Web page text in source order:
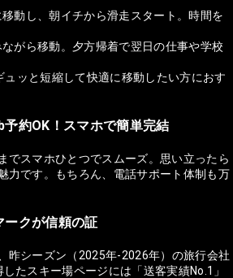
移動し、朝イチから滑走スタート。時間を
ながら移動。夕方帰着で翌日の仕事や学校
ュッと短縮して快適に移動したい方におす
約OK！スマホで簡単完結
でスマホひとつでスムーズ。思い立ったら
力です。もちろん、電話サポート体制も万
ークが信頼の証
昨シーズン（2025年-2026年）の旅行会社
たスキー場ページには「送客実績No.1」